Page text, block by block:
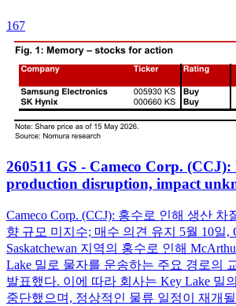
167
260511 GS - Cameco Corp. (CCJ):
production disruption, impact
Cameco Corp. (CCJ): 홍수로 인해 생산 차
향 규모 미지수; 매수 의견 유지 5월 10일,
Saskatchewan 지역의 홍수로 인해
Lake 밀로 물자를 운송하는 주요 경로의
발표했다. 이에 따라 회사는 Key Lake 밀
중단했으며, 정상적인 물류 일정이 재개